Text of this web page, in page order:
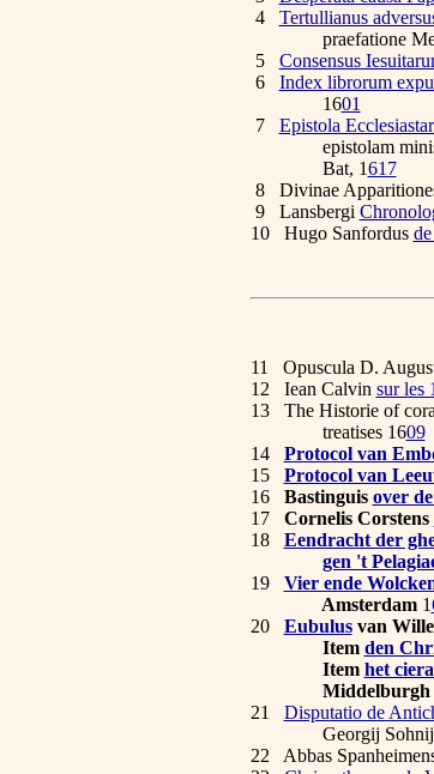
4 Tertullianus
praefatione
5 Consensus
6 Index librorum
1601
7 Epistola
epistolam
Bat, 1617
8 Divinae
9 Lansbergi
10 Hugo Sanfordus
11 Opuscula D.
12 Iean Calvin sur les
13 The Historie of
treatises 1609
14 Protocol van
15 Protocol van
16 Bastinguis over
17 Cornelis Corstens
18 Eendracht der
gen 't
19 Vier ende
Amsterdam 1
20 Eubulusvan
Item den
Item het
Middelburgh
21 Disputatio de
Georgij Sohnij
22 Abbas